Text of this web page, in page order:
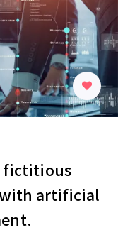
fictitious
artificial